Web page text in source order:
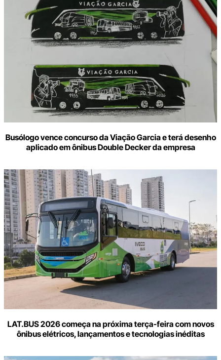
Busólogo vence concurso da Viação Garcia e terá desenho
aplicado em ônibus Double Decker da empresa
LAT.BUS 2026 começa na próxima terça-feira com novos
ônibus elétricos, lançamentos e tecnologias inéditas